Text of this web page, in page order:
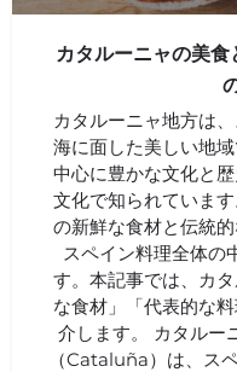
カタルーニャの美
カタルーニャ地方は
海に面した美しい地
中心に豊かな文化と
文化で知られていま
の新鮮な食材と伝統
スペイン料理全体の
す。本記事では、カ
な食材」「代表的な
介します。 カタルー
（Cataluña）は、ス